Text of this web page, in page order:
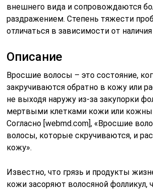
внешнего вида и сопровождаются
раздражением. Степень тяжести
отличаться в зависимости от
Описание
Вросшие волосы – это состояние,
закручиваются обратно в кожу или
не выходя наружу из-за закупорки
мертвыми клетками кожи или
Согласно [webmd.com], «Вросшие
волосы, которые скручиваются, и
кожу».
Известно, что грязь и продукты
кожи засоряют волосяной фолликул,